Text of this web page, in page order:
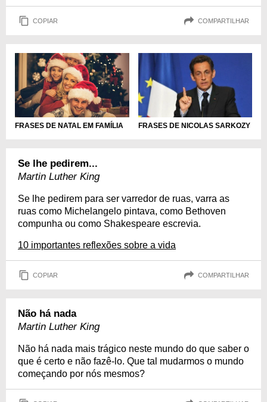
COPIAR COMPARTILHAR
FRASES DE NATAL EM FAMÍLIA FRASES DE NICOLAS SARKOZY
Se lhe pedirem...
Martin Luther King
Se lhe pedirem para ser varredor de ruas, varra as
ruas como Michelangelo pintava, como Bethoven
compunha ou como Shakespeare escrevia.
10 importantes reflexões sobre a vida
COPIAR COMPARTILHAR
Não há nada
Martin Luther King
Não há nada mais trágico neste mundo do que saber o
que é certo e não fazê-lo. Que tal mudarmos o mundo
começando por nós mesmos?